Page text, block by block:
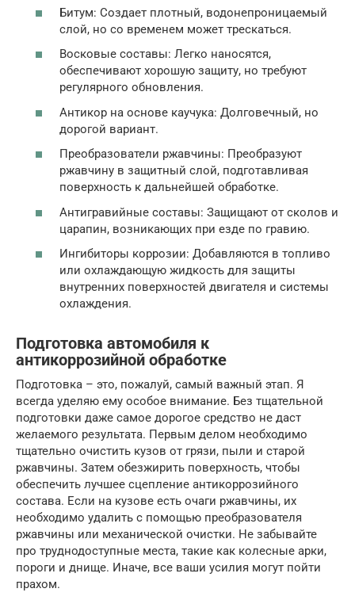
Битум: Создает плотный, водонепроницаемый
слой, но со временем может трескаться.
Восковые составы: Легко наносятся,
обеспечивают хорошую защиту, но требуют
регулярного обновления.
Антикор на основе каучука: Долговечный, но
дорогой вариант.
Преобразователи ржавчины: Преобразуют
ржавчину в защитный слой, подготавливая
поверхность к дальнейшей обработке.
Антигравийные составы: Защищают от сколов и
царапин, возникающих при езде по гравию.
Ингибиторы коррозии: Добавляются в топливо
или охлаждающую жидкость для защиты
внутренних поверхностей двигателя и системы
охлаждения.
Подготовка автомобиля к
антикоррозийной обработке
Подготовка – это, пожалуй, самый важный этап. Я
всегда уделяю ему особое внимание. Без тщательной
подготовки даже самое дорогое средство не даст
желаемого результата. Первым делом необходимо
тщательно очистить кузов от грязи, пыли и старой
ржавчины. Затем обезжирить поверхность, чтобы
обеспечить лучшее сцепление антикоррозийного
состава. Если на кузове есть очаги ржавчины, их
необходимо удалить с помощью преобразователя
ржавчины или механической очистки. Не забывайте
про труднодоступные места, такие как колесные арки,
пороги и днище. Иначе, все ваши усилия могут пойти
прахом.